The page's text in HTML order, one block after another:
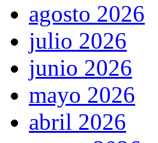
agosto 2026
julio 2026
junio 2026
mayo 2026
abril 2026